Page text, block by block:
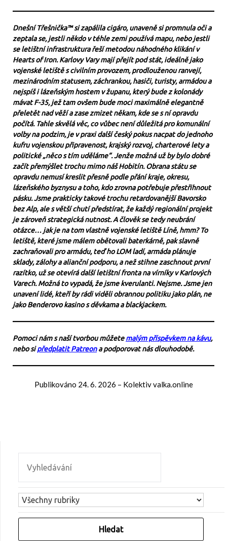
Dnešní Třešnička™ si zapálila cigáro, unaveně si promnula oči a
zeptala se, jestli někdo v téhle zemi používá mapu, nebo jestli
se letištní infrastruktura řeší metodou náhodného klikání v
Hearts of Iron. Karlovy Vary mají přejít pod stát, ideálně jako
vojenské letiště s civilním provozem, prodlouženou ranvejí,
mezinárodním statusem, záchrankou, hasiči, turisty, armádou a
nejspíš i lázeňským hostem v županu, který bude z kolonády
mávat F-35, jež tam ovšem bude moci maximálně elegantně
přeletět nad věží a zase zmizet někam, kde se s ní opravdu
počítá. Tahle skvělá věc, co vůbec není důležitá pro komunální
volby na podzim, je v praxi další český pokus nacpat do jednoho
kufru vojenskou připravenost, krajský rozvoj, charterové lety a
politické „něco s tím uděláme“. Jenže možná už by bylo dobré
začít přemýšlet trochu mimo náš Hobitín. Obrana státu se
opravdu nemusí kreslit přesně podle přání kraje, okresu,
lázeňského byznysu a toho, kdo zrovna potřebuje přestřihnout
pásku. Jsme prakticky takové trochu retardovanější Bavorsko
bez Alp, ale s větší chutí předstírat, že každý regionální projekt
je zároveň strategická nutnost. A člověk se tedy neubrání
otázce… jak je na tom vlastně vojenské letiště Líně, hmm? To
letiště, které jsme málem obětovali baterkárně, pak slavně
zachraňovali pro armádu, teď ho LOM ladí, armáda plánuje
sklady, zálohy a alianční podporu, a než stihne zaschnout první
razítko, už se otevírá další letištní fronta na vírníky v Karlových
Varech. Možná to vypadá, že jsme kverulanti. Nejsme. Jsme jen
unavení lidé, kteří by rádi viděli obrannou politiku jako plán, ne
jako Benderovo kasino s děvkama a blackjackem.
Pomoci nám s naší tvorbou můžetemalým příspěvkem na kávu,
nebo sipředplatit Patreona podporovat nás dlouhodobě.
Publikováno 24. 6. 2026 – Kolektiv valka.online